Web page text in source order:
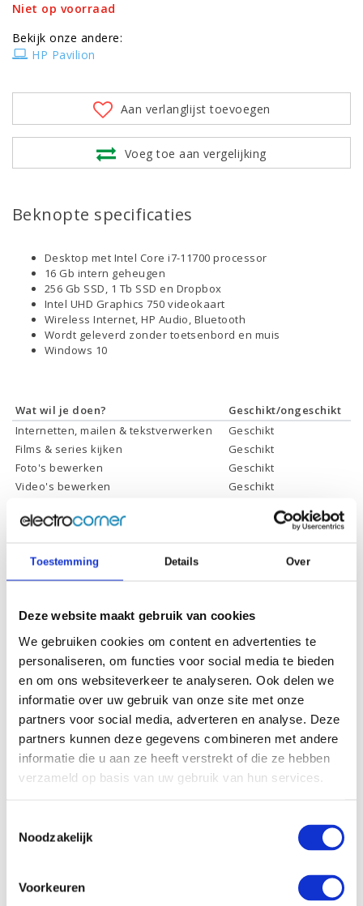
Toestemming Details Over
Deze website maakt gebruik van cookies
We gebruiken cookies om content en advertenties te
personaliseren, om functies voor social media te bieden
en om ons websiteverkeer te analyseren. Ook delen we
informatie over uw gebruik van onze site met onze
partners voor social media, adverteren en analyse. Deze
partners kunnen deze gegevens combineren met andere
informatie die u aan ze heeft verstrekt of die ze hebben
verzameld op basis van uw gebruik van hun services.
Noodzakelijk
Voorkeuren
Niet op voorraad
Bekijk onze andere:
HP Pavilion
Aan verlanglijst toevoegen
Voeg toe aan vergelijking
Beknopte specificaties
Desktop met Intel Core i7-11700 processor
16 Gb intern geheugen
256 Gb SSD, 1 Tb SSD en Dropbox
Intel UHD Graphics 750 videokaart
Wireless Internet, HP Audio, Bluetooth
Wordt geleverd zonder toetsenbord en muis
Windows 10
Wat wil je doen?
Geschikt/ongeschikt
Internetten, mailen & tekstverwerken
Geschikt
Films & series kijken
Geschikt
Foto's bewerken
Geschikt
Video's bewerken
Geschikt
* Systeemvereisten zijn sterk afhankelijk van de games die u wilt spelen,
Specificaties
Processor:
Intel Core i7-11700
Processor
16 Mb
Processor kernen:
8
Processor
kloksnelheid:
2.5 tot 4.9 GHz
Werkgeheugen:
16 Gb
Dropbox: